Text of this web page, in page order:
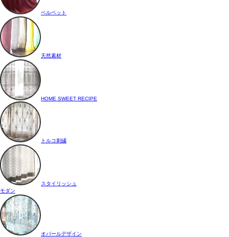
ベルベット
天然素材
HOME SWEET RECIPE
トルコ刺繍
スタイリッシュ
モダン
オパールデザイン